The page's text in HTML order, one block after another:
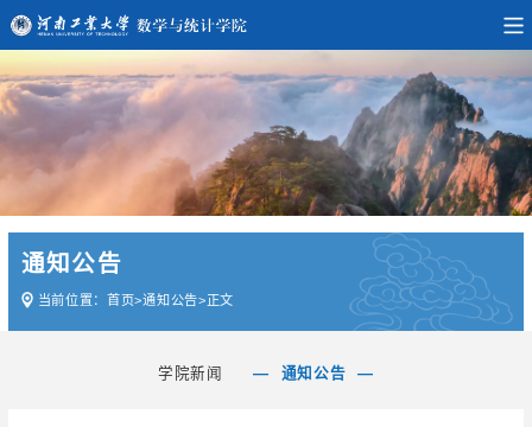
通知公告
当前位置： 首页>通知公告>正文
学院新闻 通知公告